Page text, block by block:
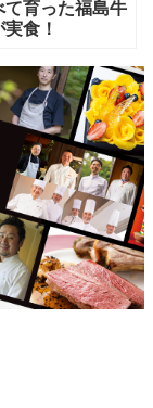
育った福島牛
食！